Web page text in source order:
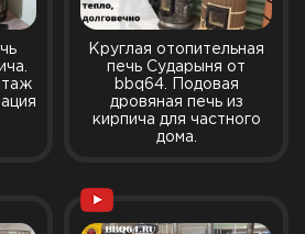
Круглая отопительная
печь Сударыня от
bbq64. Подовая
дровяная печь из
кирпича для частного
дома.